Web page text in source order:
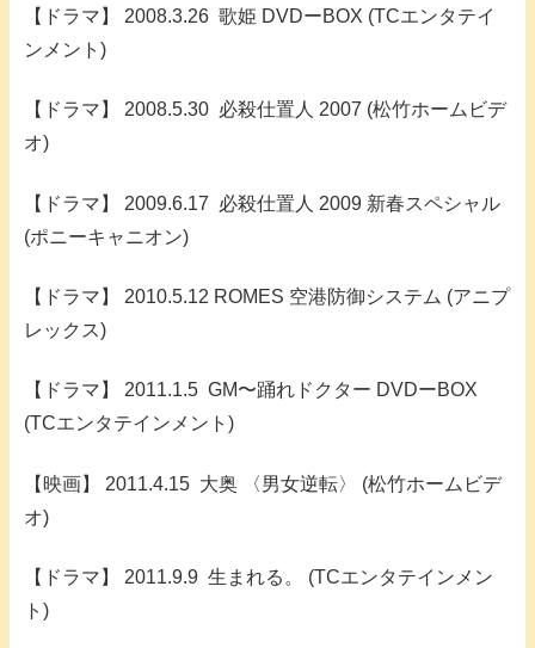
【ドラマ】 2008.3.26 歌姫 DVDーBOX (TCエンタテイ
ンメント)
【ドラマ】 2008.5.30 必殺仕置人 2007 (松竹ホームビデ
オ)
【ドラマ】 2009.6.17 必殺仕置人 2009 新春スペシャル
(ポニーキャニオン)
【ドラマ】 2010.5.12 ROMES 空港防御システム (アニプ
レックス)
【ドラマ】 2011.1.5 GM〜踊れドクター DVDーBOX
(TCエンタテインメント)
【映画】 2011.4.15 大奥 〈男女逆転〉 (松竹ホームビデ
オ)
【ドラマ】 2011.9.9 生まれる。 (TCエンタテインメン
ト)